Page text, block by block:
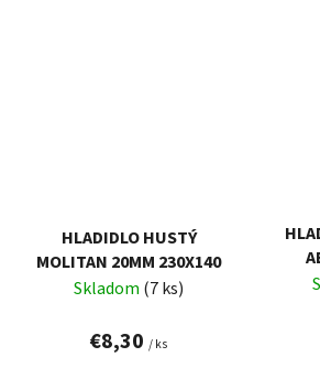
HLADIDLO HUSTÝ
MOLITAN 20MM 230X140
Skladom (7 ks)
€8,30 / ks